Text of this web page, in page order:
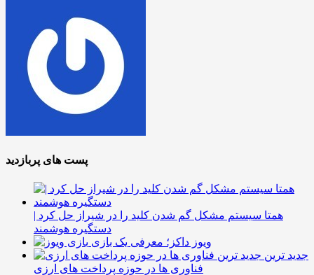
پست های پربازدید
همتا سیستم مشکل گم شدن کلید را در شیراز حل کرد |
دستگیره هوشمند
ویوز داکز؛ معرفی یک بازی
جدید ترین
فناوری ها در حوزه پرداخت های ارزی